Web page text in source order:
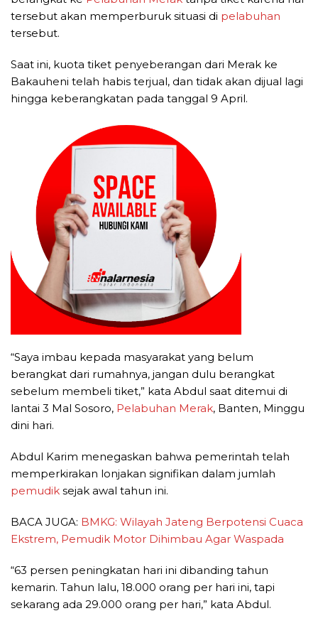
tersebut akan memperburuk situasi di pelabuhan
tersebut.
Saat ini, kuota tiket penyeberangan dari Merak ke
Bakauheni telah habis terjual, dan tidak akan dijual lagi
hingga keberangkatan pada tanggal 9 April.
“Saya imbau kepada masyarakat yang belum
berangkat dari rumahnya, jangan dulu berangkat
sebelum membeli tiket,” kata Abdul saat ditemui di
lantai 3 Mal Sosoro, Pelabuhan Merak, Banten, Minggu
dini hari.
Abdul Karim menegaskan bahwa pemerintah telah
memperkirakan lonjakan signifikan dalam jumlah
pemudik sejak awal tahun ini.
BACA JUGA: BMKG: Wilayah Jateng Berpotensi Cuaca
Ekstrem, Pemudik Motor Dihimbau Agar Waspada
“63 persen peningkatan hari ini dibanding tahun
kemarin. Tahun lalu, 18.000 orang per hari ini, tapi
sekarang ada 29.000 orang per hari,” kata Abdul.